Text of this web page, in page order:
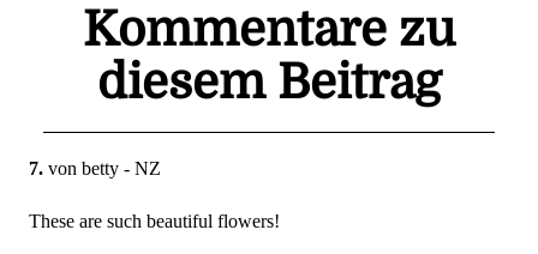
Kommentare zu
diesem Beitrag
7. von betty - NZ
These are such beautiful flowers!